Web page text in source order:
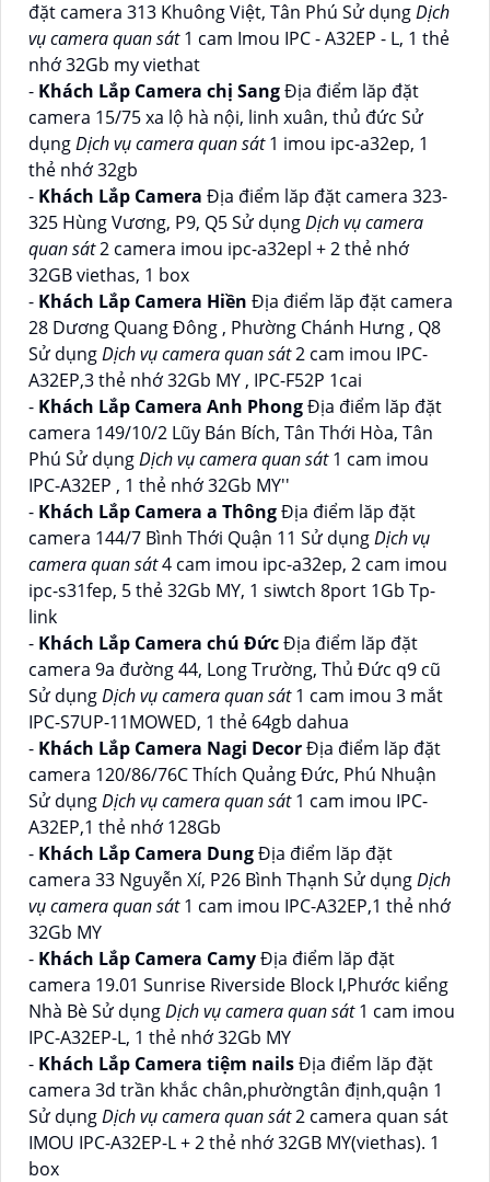
đặt camera 313 Khuông Việt, Tân Phú Sử dụngDịch
vụ camera quan sát1 cam Imou IPC - A32EP - L, 1 thẻ
nhớ 32Gb my viethat
- Khách Lắp Camera chị SangĐịa điểm lăp đặt
camera 15/75 xa lộ hà nội, linh xuân, thủ đức Sử
dụngDịch vụ camera quan sát1 imou ipc-a32ep, 1
thẻ nhớ 32gb
- Khách Lắp Camera Địa điểm lăp đặt camera 323-
325 Hùng Vương, P9, Q5 Sử dụngDịch vụ camera
quan sát2 camera imou ipc-a32epl + 2 thẻ nhớ
32GB viethas, 1 box
- Khách Lắp Camera Hiền Địa điểm lăp đặt camera
28 Dương Quang Đông , Phường Chánh Hưng , Q8
Sử dụngDịch vụ camera quan sát2 cam imou IPC-
A32EP,3 thẻ nhớ 32Gb MY , IPC-F52P 1cai
- Khách Lắp Camera Anh PhongĐịa điểm lăp đặt
camera 149/10/2 Lũy Bán Bích, Tân Thới Hòa, Tân
Phú Sử dụngDịch vụ camera quan sát1 cam imou
IPC-A32EP , 1 thẻ nhớ 32Gb MY''
- Khách Lắp Camera a ThôngĐịa điểm lăp đặt
camera 144/7 Bình Thới Quận 11 Sử dụngDịch vụ
camera quan sát4 cam imou ipc-a32ep, 2 cam imou
ipc-s31fep, 5 thẻ 32Gb MY, 1 siwtch 8port 1Gb Tp-
link
- Khách Lắp Camera chú ĐứcĐịa điểm lăp đặt
camera 9a đường 44, Long Trường, Thủ Đức q9 cũ
Sử dụngDịch vụ camera quan sát1 cam imou 3 mắt
IPC-S7UP-11MOWED, 1 thẻ 64gb dahua
- Khách Lắp Camera Nagi DecorĐịa điểm lăp đặt
camera 120/86/76C Thích Quảng Đức, Phú Nhuận
Sử dụngDịch vụ camera quan sát1 cam imou IPC-
A32EP,1 thẻ nhớ 128Gb
- Khách Lắp Camera DungĐịa điểm lăp đặt
camera 33 Nguyễn Xí, P26 Bình Thạnh Sử dụngDịch
vụ camera quan sát1 cam imou IPC-A32EP,1 thẻ nhớ
32Gb MY
- Khách Lắp Camera CamyĐịa điểm lăp đặt
camera 19.01 Sunrise Riverside Block I,Phước kiểng
Nhà Bè Sử dụngDịch vụ camera quan sát1 cam imou
IPC-A32EP-L, 1 thẻ nhớ 32Gb MY
- Khách Lắp Camera tiệm nailsĐịa điểm lăp đặt
camera 3d trần khắc chân,phườngtân định,quận 1
Sử dụngDịch vụ camera quan sát2 camera quan sát
IMOU IPC-A32EP-L + 2 thẻ nhớ 32GB MY(viethas). 1
box